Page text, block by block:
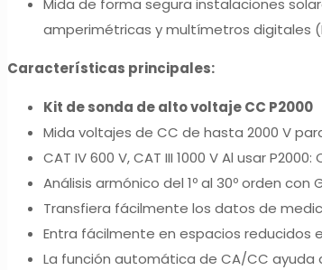
Mida de forma segura instalaciones
amperimétricas y multímetros digitales
Características principales:
Kit de sonda de alto voltaje CC P2000
Mida voltajes de CC de hasta 2000 V
CAT IV 600 V, CAT III 1000 V Al usar P2000:
Análisis armónico del 1º al 30º orden con
Transfiera fácilmente los datos de
Entra fácilmente en espacios reducidos
La función automática de CA/CC ayuda